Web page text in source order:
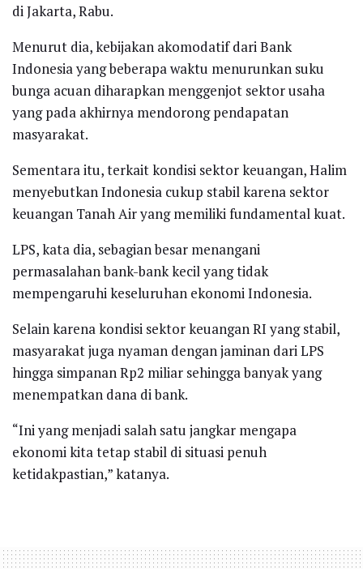
di Jakarta, Rabu.
Menurut dia, kebijakan akomodatif dari Bank
Indonesia yang beberapa waktu menurunkan suku
bunga acuan diharapkan menggenjot sektor usaha
yang pada akhirnya mendorong pendapatan
masyarakat.
Sementara itu, terkait kondisi sektor keuangan, Halim
menyebutkan Indonesia cukup stabil karena sektor
keuangan Tanah Air yang memiliki fundamental kuat.
LPS, kata dia, sebagian besar menangani
permasalahan bank-bank kecil yang tidak
mempengaruhi keseluruhan ekonomi Indonesia.
Selain karena kondisi sektor keuangan RI yang stabil,
masyarakat juga nyaman dengan jaminan dari LPS
hingga simpanan Rp2 miliar sehingga banyak yang
menempatkan dana di bank.
“Ini yang menjadi salah satu jangkar mengapa
ekonomi kita tetap stabil di situasi penuh
ketidakpastian,” katanya.